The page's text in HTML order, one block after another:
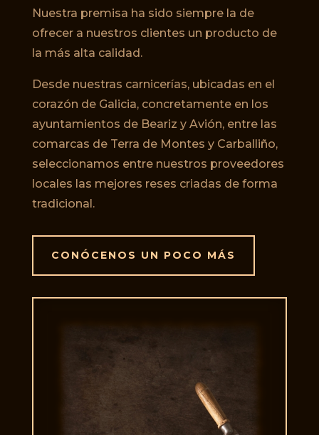
Nuestra premisa ha sido siempre la de
ofrecer a nuestros clientes un producto de
la más alta calidad.
Desde nuestras carnicerías, ubicadas en el
corazón de Galicia, concretamente en los
ayuntamientos de Beariz y Avión, entre las
comarcas de Terra de Montes y Carballiño,
seleccionamos entre nuestros proveedores
locales las mejores reses criadas de forma
tradicional.
CONÓCENOS UN POCO MÁS